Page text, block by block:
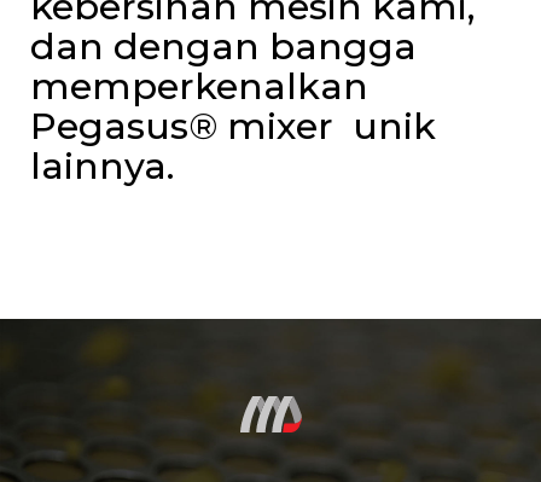
dan dengan bangga
memperkenalkan
Pegasus® mixer unik
lainnya.